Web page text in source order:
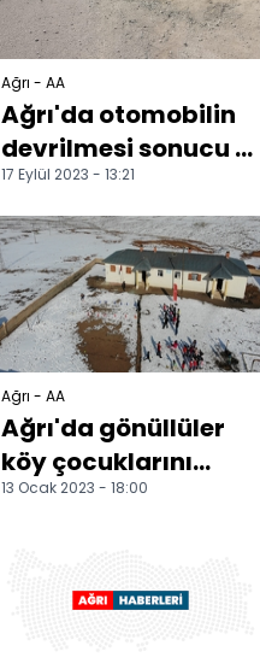
Ağrı - AA
Ağrı'da otomobilin
devrilmesi sonucu 5
kişi yaralandı
17 Eylül 2023 - 13:21
Ağrı - AA
Ağrı'da gönüllüler
köy çocuklarını
etkinliklerle
13 Ocak 2023 - 18:00